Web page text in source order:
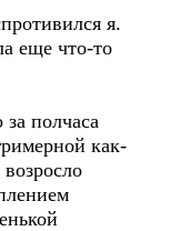
я.
еще что-то
полчаса
как-